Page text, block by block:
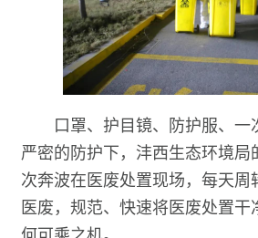
口罩、护目镜、防护服、
严密的防护下，沣西生态环境
次奔波在医废处置现场，每天
医废，规范、快速将医废处置
何可乘之机。